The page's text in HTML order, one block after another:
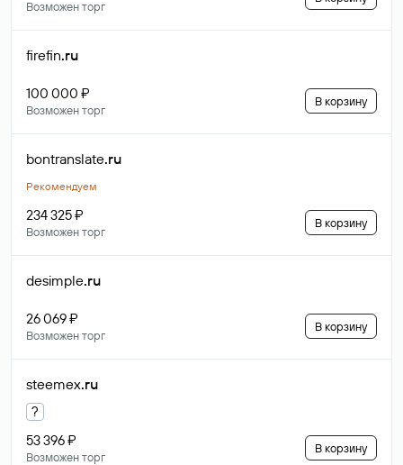
Возможен торг
firefin.ru
100 000 ₽
Возможен торг
В корзину
bontranslate.ru
Рекомендуем
234 325 ₽
Возможен торг
В корзину
desimple.ru
26 069 ₽
Возможен торг
В корзину
steemex.ru
?
53 396 ₽
Возможен торг
В корзину